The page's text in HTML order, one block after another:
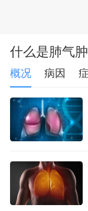
什么是肺气肿
概况 病因